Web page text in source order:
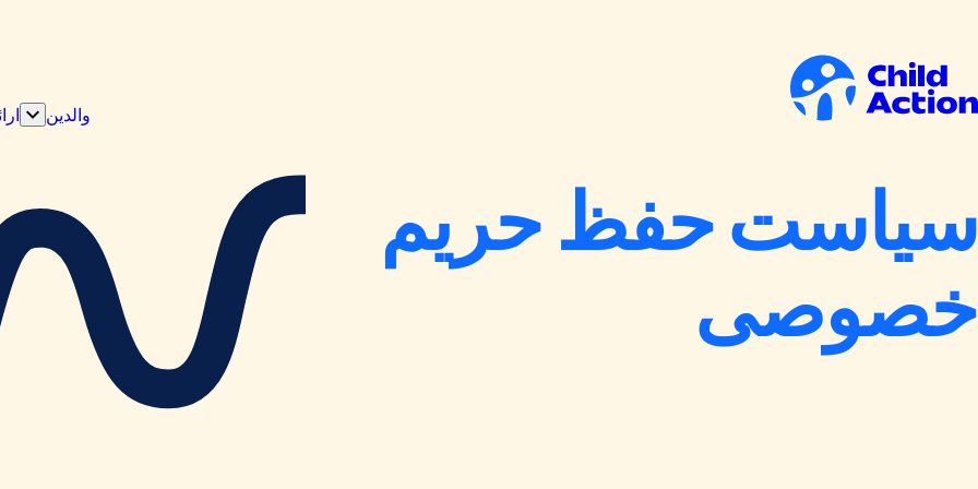
والدین نمایش
سیاست حفظ حریم
خصوصی